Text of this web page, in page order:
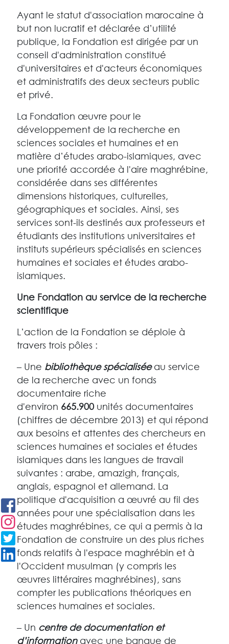
Ayant le statut d'association marocaine à
but non lucratif et déclarée d’utilité
publique, la Fondation est dirigée par un
conseil d'administration constitué
d'universitaires et d'acteurs économiques
et administratifs des deux secteurs public
et privé.
La Fondation œuvre pour le
développement de la recherche en
sciences sociales et humaines et en
matière d’études arabo-islamiques, avec
une priorité accordée à l'aire maghrébine,
considérée dans ses différentes
dimensions historiques, culturelles,
géographiques et sociales. Ainsi, ses
services sont-ils destinés aux professeurs et
étudiants des institutions universitaires et
instituts supérieurs spécialisés en sciences
humaines et sociales et études arabo-
islamiques.
Une Fondation au service de la recherche
scientifique
L’action de la Fondation se déploie à
travers trois pôles :
– Une bibliothèque spécialiséeau service
de la recherche avec un fonds
documentaire riche
d'environ 665.900unités documentaires
(chiffres de décembre 2013) et qui répond
aux besoins et attentes des chercheurs en
sciences humaines et sociales et études
islamiques dans les langues de travail
suivantes : arabe, amazigh, français,
anglais, espagnol et allemand. La
politique d'acquisition a œuvré au fil des
années pour une spécialisation dans les
études maghrébines, ce qui a permis à la
Fondation de construire un des plus riches
fonds relatifs à l'espace maghrébin et à
l'Occident musulman (y compris les
œuvres littéraires maghrébines), sans
compter les publications théoriques en
sciences humaines et sociales.
– Un centre de documentation et
d’informationavec une banque de